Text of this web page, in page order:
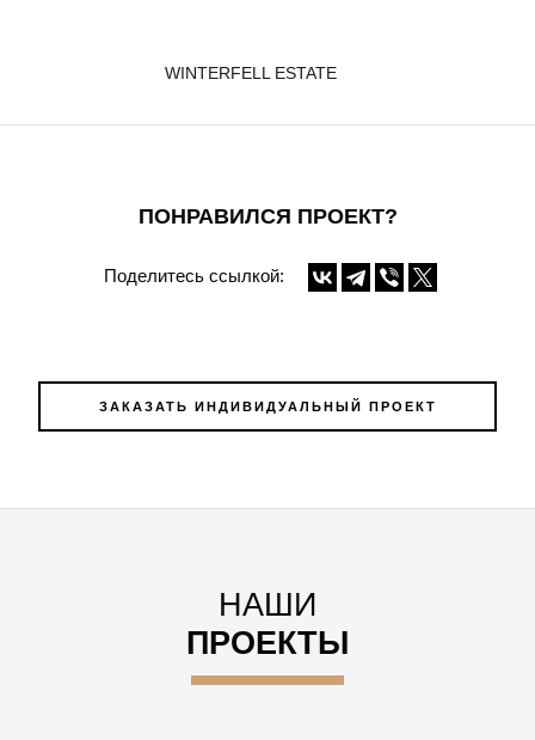
WINTERFELL ESTATE
ПОНРАВИЛСЯ ПРОЕКТ?
Поделитесь ссылкой:
ЗАКАЗАТЬ ИНДИВИДУАЛЬНЫЙ ПРОЕКТ
НАШИ
ПРОЕКТЫ